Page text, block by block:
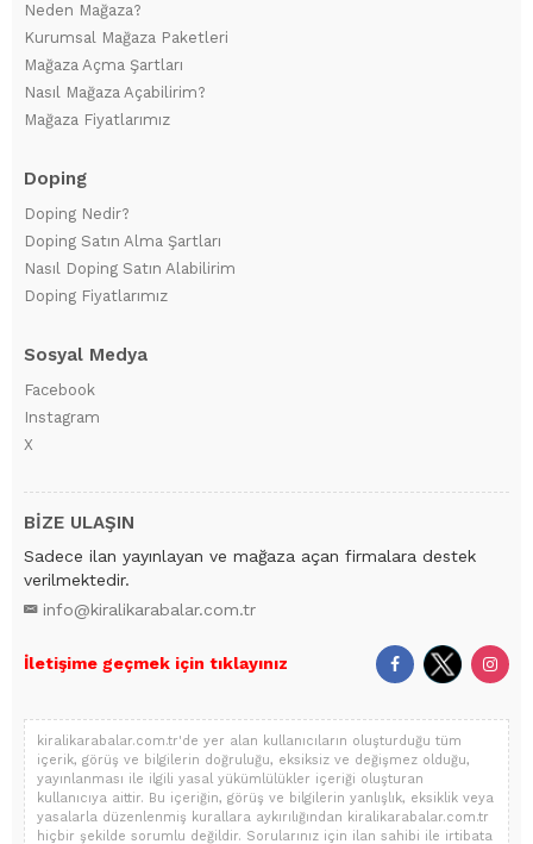
Neden Mağaza?
Kurumsal Mağaza Paketleri
Mağaza Açma Şartları
Nasıl Mağaza Açabilirim?
Mağaza Fiyatlarımız
Doping
Doping Nedir?
Doping Satın Alma Şartları
Nasıl Doping Satın Alabilirim
Doping Fiyatlarımız
Sosyal Medya
Facebook
Instagram
X
BİZE ULAŞIN
Sadece ilan yayınlayan ve mağaza açan firmalara destek
verilmektedir.
info@kiralikarabalar.com.tr
İletişime geçmek için tıklayınız
kiralikarabalar.com.tr'de yer alan kullanıcıların oluşturduğu tüm
içerik, görüş ve bilgilerin doğruluğu, eksiksiz ve değişmez olduğu,
yayınlanması ile ilgili yasal yükümlülükler içeriği oluşturan
kullanıcıya aittir. Bu içeriğin, görüş ve bilgilerin yanlışlık, eksiklik veya
yasalarla düzenlenmiş kurallara aykırılığından kiralikarabalar.com.tr
hiçbir şekilde sorumlu değildir. Sorularınız için ilan sahibi ile irtibata